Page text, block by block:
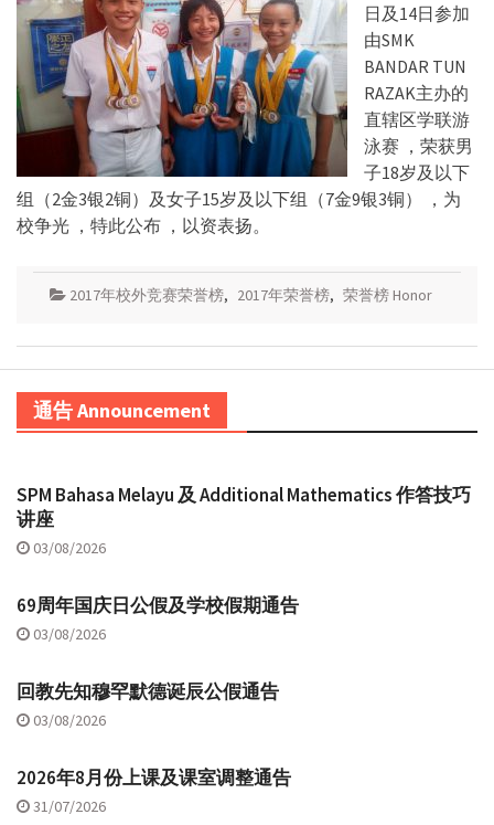
日及14日参加
由SMK
BANDAR TUN
RAZAK主办的
直辖区学联游
泳赛 ，荣获男
子18岁及以下
组（2金3银2铜）及女子15岁及以下组（7金9银3铜） ，为
校争光 ，特此公布 ，以资表扬。
2017年校外竞赛荣誉榜, 2017年荣誉榜, 荣誉榜 Honor
通告 Announcement
SPM Bahasa Melayu 及 Additional Mathematics 作答技巧
讲座
03/08/2026
69周年国庆日公假及学校假期通告
03/08/2026
回教先知穆罕默德诞辰公假通告
03/08/2026
2026年8月份上课及课室调整通告
31/07/2026